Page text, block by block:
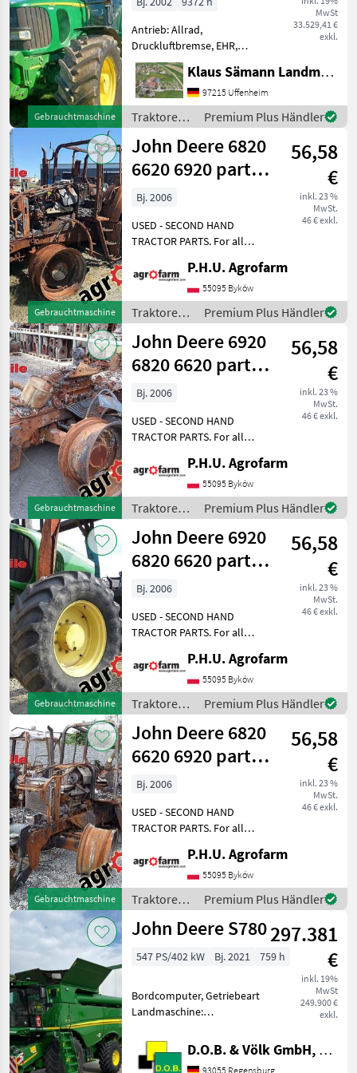
Gebrauchtmaschine
MwSt
33.529,41 €
exkl.
Antrieb: Allrad,
Druckluftbremse, EHR,
gefederte Vorderachse,
Höchstgeschwindigkeit in
km/h: 40 km/h, Luftsitz,
Plattform: Kabine,
Zapfwellendrehzahl:
540/750/1000, Fronthyd
Klaus Sämann Landmaschinen Fachbetrieb GmbH
97215 Uffenheim
Traktoren /
John Deere
Premium Plus Händler
Gebrauchtmaschine
John Deere 6820
6620 6920 parts,
ersatzteile,
56,58
€
inkl. 23 %
MwSt.
46 € exkl.
Bj. 2006
USED - SECOND HAND
TRACTOR PARTS. For all
message by e-mail either
whatsapp. TRAKTOR -
SCHLEPPER ERSATZTEILE.
Bei weiteren fragen
kontaktieren
P.H.U. Agrofarm
55095 Byków
Traktoren /
John Deere
Premium Plus Händler
Gebrauchtmaschine
John Deere 6920
6820 6620 parts,
ersatzteile,
56,58
€
inkl. 23 %
MwSt.
46 € exkl.
Bj. 2006
USED - SECOND HAND
TRACTOR PARTS. For all
message by e-mail either
whatsapp. TRAKTOR -
SCHLEPPER ERSATZTEILE.
Bei weiteren fragen
kontaktieren
P.H.U. Agrofarm
55095 Byków
Traktoren /
John Deere
Premium Plus Händler
Gebrauchtmaschine
John Deere 6920
6820 6620 parts,
ersatzteile,
56,58
€
inkl. 23 %
MwSt.
46 € exkl.
Bj. 2006
USED - SECOND HAND
TRACTOR PARTS. For all
message by e-mail either
whatsapp. TRAKTOR -
SCHLEPPER ERSATZTEILE.
Bei weiteren fragen
kontaktieren
P.H.U. Agrofarm
55095 Byków
Traktoren /
John Deere
Premium Plus Händler
Gebrauchtmaschine
John Deere 6820
6620 6920 parts,
ersatzteile,
56,58
€
inkl. 23 %
MwSt.
46 € exkl.
Bj. 2006
USED - SECOND HAND
TRACTOR PARTS. For all
message by e-mail either
whatsapp. TRAKTOR -
SCHLEPPER ERSATZTEILE.
Bei weiteren fragen
kontaktieren
P.H.U. Agrofarm
55095 Byków
Traktoren /
John Deere
Premium Plus Händler
John Deere S780297.381
€
inkl. 19%
MwSt
249.900 €
exkl.
547 PS/402 kW Bj. 2021 759 h
Bordcomputer, Getriebeart
Landmaschine:
Ertragsmessung-GPS,
Kabine, Klimaanlage,
D.O.B. & Völk GmbH, Filiale Regensburg
93055 Regensburg